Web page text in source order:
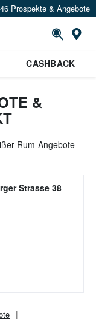
Prospekte & Angebote
CASHBACK
& A
Rum-Angebote
Strasse 38